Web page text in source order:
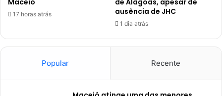
Maceió
17 horas atrás
de Alagoas, apesar de
ausência de JHC
1 dia atrás
Popular Recente